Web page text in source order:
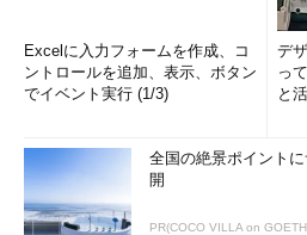
Excelに入力フォームを作成、コ
ントロールを追加、表示、ボタン
でイベント実行 (1/3)
デ
っ
と
全国の絶景ポイント
開
PR(COCO VILLA on